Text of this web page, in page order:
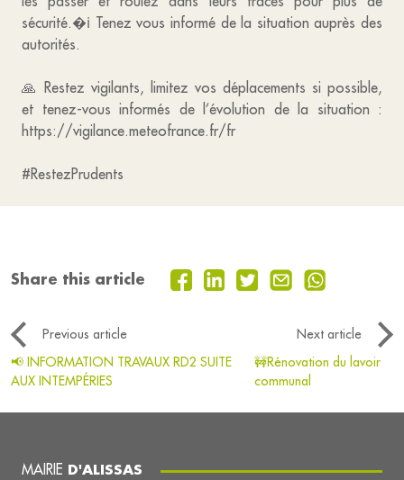
sécurité.�ℹ️ Tenez vous informé de la situation auprès des
autorités.
🙏 Restez vigilants, limitez vos déplacements si possible,
et tenez-vous informés de l’évolution de la situation :
https://vigilance.meteofrance.fr/fr
#RestezPrudents
Share this article
Previous article
Next article
📢 INFORMATION TRAVAUX RD2 SUITE
AUX INTEMPÉRIES
🚧Rénovation du lavoir
communal
MAIRIE D'ALISSAS